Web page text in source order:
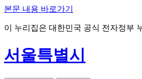
본문 내용 바로가기
이 누리집은 대한민국 공식 전자정부
서울특별시